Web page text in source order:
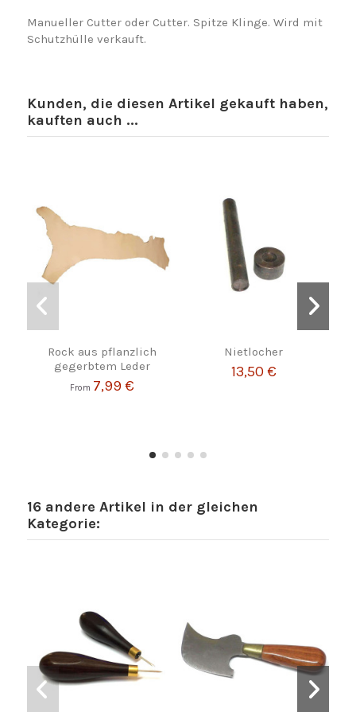
Manueller Cutter oder Cutter. Spitze Klinge. Wird mit
Schutzhülle verkauft.
Kunden, die diesen Artikel gekauft haben,
kauften auch ...
Rock aus pflanzlich
gegerbtem Leder
From 7,99 €
Nietlocher
13,50 €
16 andere Artikel in der gleichen
Kategorie: